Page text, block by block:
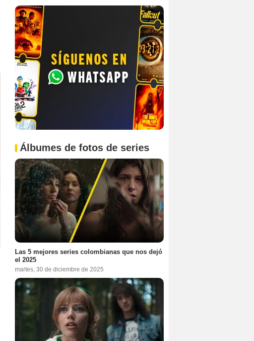
Álbumes de fotos de series
Las 5 mejores series colombianas que nos dejó
el 2025
martes, 30 de diciembre de 2025